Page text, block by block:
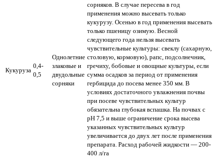
Кукуруза
0,4-
0,5
Однолетние
злаковые и
двудольные
сорняки
сорняков. В случае пересева в год
применения можно высевать только
кукурузу. Осенью в год применения высевать
только пшеницу озимую. Весной
следующего года нельзя высевать
чувствительные культуры: свеклу (сахарную,
столовую, кормовую), рапс, подсолнечник,
гречиху, бобовые и овощные культуры, если
сумма осадков за период от применения
гербицида до посева менее 350 мм. В
условиях достаточного увлажнения почвы
при посеве чувствительных культур
обязательна глубокая вспашка. На почвах с
рН 7,5 и выше ограничение срока высева
указанных чувствительных культур
увеличивается до двух лет после применения
препарата. Расход рабочей жидкости — 200-
400 л/га